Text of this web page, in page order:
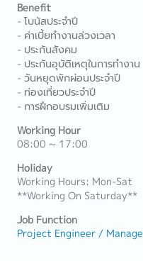
Benefit
- โบนัสประจำปี
- ค่าเบี้ยทำงานล่วงเวลา
- ประกันสังคม
- ประกันอุบัติเหตุในการทำงาน
- วันหยุดพักผ่อนประจำปี
- ท่องเที่ยวประจำปี
- การฝึกอบรมเพิ่มเติม
Working Hour
08:00 ~ 17:00
Holiday
Working Hours: Mon-Sat
**Working On Saturday**
Job Function
Project Engineer /